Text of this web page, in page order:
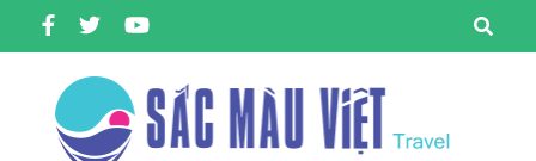
qua